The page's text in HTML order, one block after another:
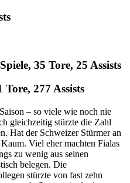
35 Tore, 25 Assists
277 Assists
– so viele wie noch nie
gleichzeitig stürzte die Zahl
Hat der Schweizer Stürmer an
Viel eher machten Fialas
zu wenig aus seinen
belegen. Die
stürzte von fast zehn